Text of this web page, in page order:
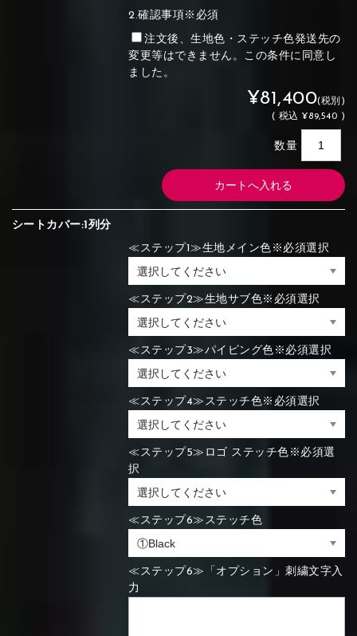
2.確認事項※必須
注文後、生地色・ステッチ色発送先の
変更等はできません。この条件に同意し
ました。
¥81,400(税別)
( 税込 ¥89,540 )
数量
シートカバー:1列分
≪ステップ1≫生地メイン色※必須選択
≪ステップ2≫生地サブ色※必須選択
≪ステップ3≫パイピング色※必須選択
≪ステップ4≫ステッチ色※必須選択
≪ステップ5≫ロゴ ステッチ色※必須選
択
≪ステップ6≫ステッチ色
≪ステップ6≫「オプション」刺繍文字入
力